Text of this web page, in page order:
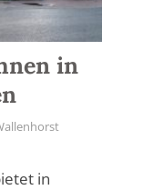
in
in